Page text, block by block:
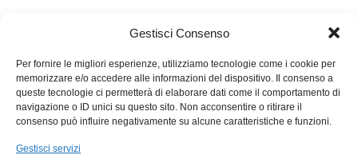
Gestisci Consenso
Per fornire le migliori esperienze, utilizziamo tecnologie come i cookie per
memorizzare e/o accedere alle informazioni del dispositivo. Il consenso a
queste tecnologie ci permetterà di elaborare dati come il comportamento di
navigazione o ID unici su questo sito. Non acconsentire o ritirare il
consenso può influire negativamente su alcune caratteristiche e funzioni.
Gestisci servizi